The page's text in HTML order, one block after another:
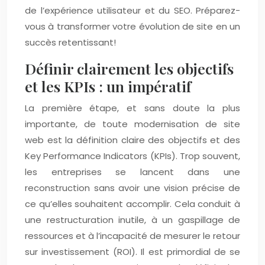
de l’expérience utilisateur et du SEO. Préparez-
vous à transformer votre évolution de site en un
succès retentissant!
Définir clairement les objectifs
et les KPIs : un impératif
La première étape, et sans doute la plus
importante, de toute modernisation de site
web est la définition claire des objectifs et des
Key Performance Indicators (KPIs). Trop souvent,
les entreprises se lancent dans une
reconstruction sans avoir une vision précise de
ce qu’elles souhaitent accomplir. Cela conduit à
une restructuration inutile, à un gaspillage de
ressources et à l’incapacité de mesurer le retour
sur investissement (ROI). Il est primordial de se